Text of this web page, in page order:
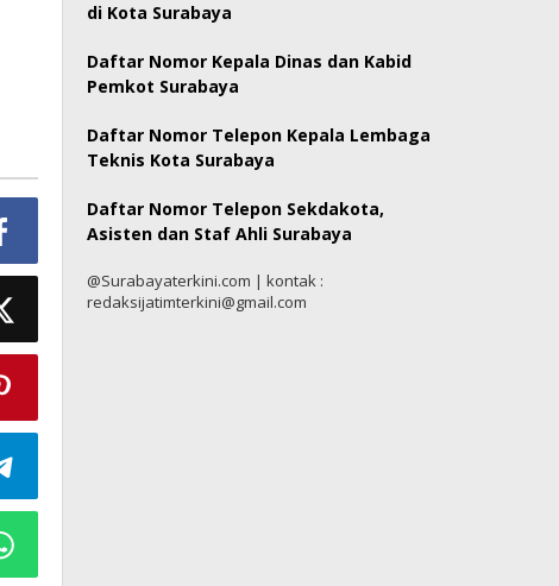
di Kota Surabaya
Daftar Nomor Kepala Dinas dan Kabid
Pemkot Surabaya
Daftar Nomor Telepon Kepala Lembaga
Teknis Kota Surabaya
Daftar Nomor Telepon Sekdakota,
Asisten dan Staf Ahli Surabaya
@Surabayaterkini.com | kontak :
redaksijatimterkini@gmail.com